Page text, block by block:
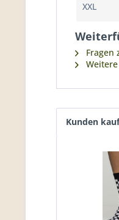
XXL
Fragen
Kunden